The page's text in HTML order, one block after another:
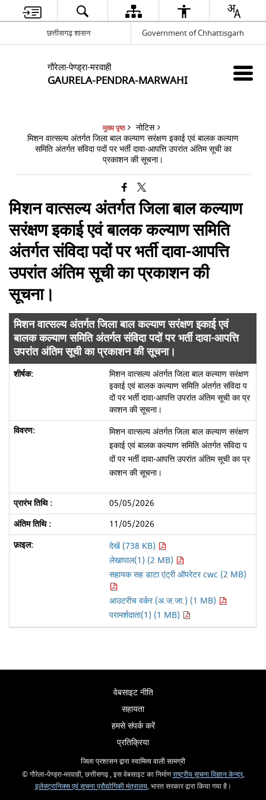
छत्तीसगढ़ शासन Government of Chhattisgarh
गौरेला-पेण्ड्रा-मरवाही
GAURELA-PENDRA-MARWAHI
मुख्य पृष्ठ
नोटिस
मिशन वात्सल्य अंतर्गत जिला बाल कल्याण सरंक्षण इकाई एवं बालक कल्याण
समिति अंतर्गत संविदा पदों पर भर्ती दावा-आपत्ति उपरांत अंतिम सूची का
प्रकाशन की सूचना।
मिशन वात्सल्य अंतर्गत जिला बाल कल्याण
सरंक्षण इकाई एवं बालक कल्याण समिति
अंतर्गत संविदा पदों पर भर्ती दावा-आपत्ति
उपरांत अंतिम सूची का प्रकाशन की
सूचना।
मिशन वात्सल्य अंतर्गत जिला बाल कल्याण सरंक्षण इकाई एवं
बालक कल्याण समिति अंतर्गत संविदा पदों पर भर्ती दावा-आपत्ति
उपरांत अंतिम सूची का प्रकाशन की सूचना।
मिशन वात्सल्य अंतर्गत जिला बाल कल्याण सरंक्षण
इकाई एवं बालक कल्याण समिति अंतर्गत संविदा प
दों पर भर्ती दावा-आपत्ति उपरांत अंतिम सूची का प्र
काशन की सूचना।
मिशन वात्सल्य अंतर्गत जिला बाल कल्याण सरंक्षण
इकाई एवं बालक कल्याण समिति अंतर्गत संविदा प
दों पर भर्ती दावा-आपत्ति उपरांत अंतिम सूची का प्र
काशन की सूचना।
05/05/2026
11/05/2026
देखें (738 KB)
लेखापाल(1) (2 MB)
सहायक सह डाटा एंट्री ऑपरेटर cwc (2 MB)
आउटरीच वर्कर (अ.ज.जा.) (1 MB)
परामर्शदाता(1) (1 MB)
वेबसाइट नीति
सहायता
हमसे संपर्क करें
प्रतिक्रिया
जिला प्रशासन द्वारा स्वामित्व वाली सामग्री
© गौरेला-पेण्ड्रा-मरवाही, छत्तीसगढ़ , इस वेबसाइट का निर्माणराष्ट्रीय सूचना विज्ञान केन्द्र,
इलेक्ट्रानिक्स एवं सूचना प्रौद्योगिकी मंत्रालय, भारत सरकार द्वारा किया गया है।